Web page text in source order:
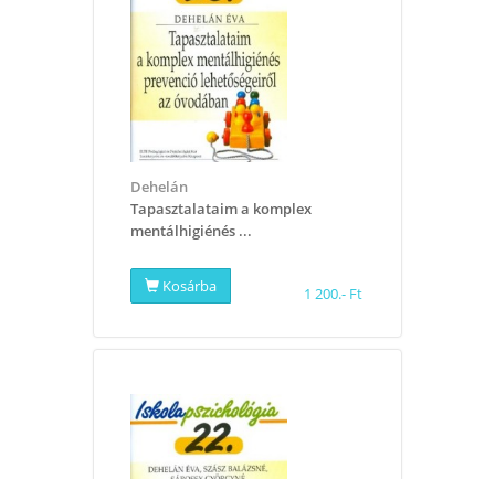
Dehelán
Tapasztalataim a komplex
mentálhigiénés ...
Kosárba 1 200.- Ft